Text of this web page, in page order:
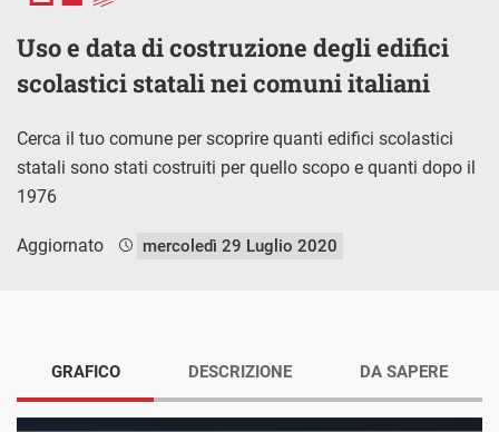
Uso e data di costruzione degli edifici
scolastici statali nei comuni italiani
Cerca il tuo comune per scoprire quanti edifici scolastici
statali sono stati costruiti per quello scopo e quanti dopo il
1976
Aggiornato mercoledì 29 Luglio 2020
GRAFICO DESCRIZIONE DA SAPERE